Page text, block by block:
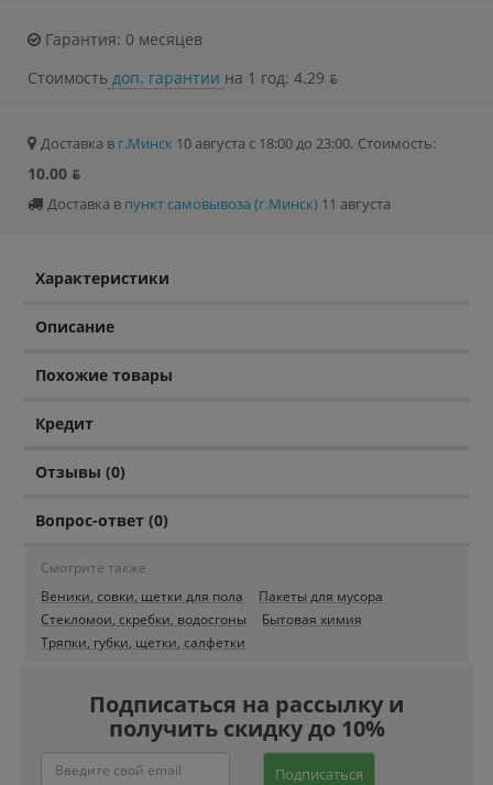
Гарантия: 0 месяцев
Стоимость доп. гарантии на 1 год: 4.29 ƃ
Доставка в г.Минск 10 августа с 18:00 до 23:00. Стоимость:
10.00 ƃ
Доставка в пункт самовывоза (г.Минск) 11 августа
Характеристики
Описание
Похожие товары
Кредит
Отзывы (0)
Вопрос-ответ (0)
Смотрите также
Веники, совки, щетки для пола
Пакеты для мусора
Стекломои, скребки, водосгоны
Бытовая химия
Тряпки, губки, щетки, салфетки
Подписаться на рассылку и
получить скидку до 10%
Подписаться